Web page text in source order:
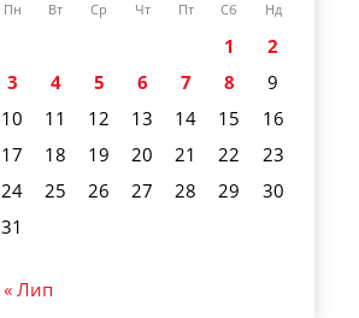
Пн Вт Ср Чт Пт Сб Нд
1
2
3
4 5 6 7 8
9
10
11 12 13 14 15
16
17
18 19 20 21 22
23
24
25 26 27 28 29
30
31
« Лип